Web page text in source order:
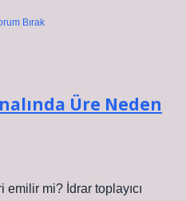
Bırak
Üre Neden
emilir mi? İdrar toplayıcı